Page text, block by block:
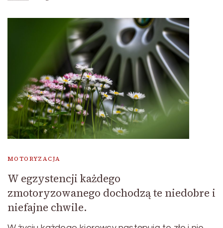
MOTORYZACJA
W egzystencji każdego
zmotoryzowanego dochodzą te niedobre i
niefajne chwile.